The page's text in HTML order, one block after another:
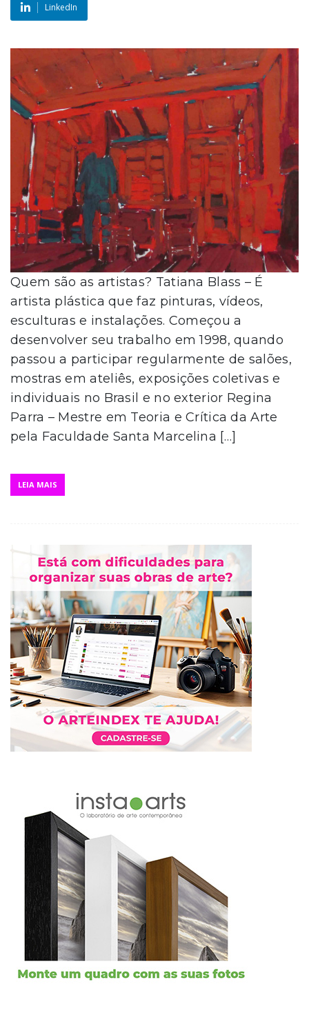
LinkedIn
Quem são as artistas? Tatiana Blass – É
artista plástica que faz pinturas, vídeos,
esculturas e instalações. Começou a
desenvolver seu trabalho em 1998, quando
passou a participar regularmente de salões,
mostras em ateliês, exposições coletivas e
individuais no Brasil e no exterior Regina
Parra – Mestre em Teoria e Crítica da Arte
pela Faculdade Santa Marcelina […]
LEIA MAIS